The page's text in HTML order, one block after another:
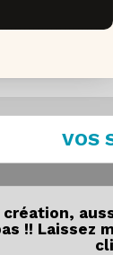
VOS
!! Laissez